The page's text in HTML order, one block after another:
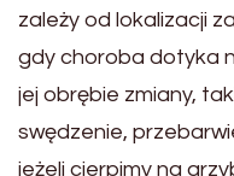
zależy od lokalizacji
gdy choroba dotyka
jej obrębie zmiany,
swędzenie,
jeżeli cierpimy na